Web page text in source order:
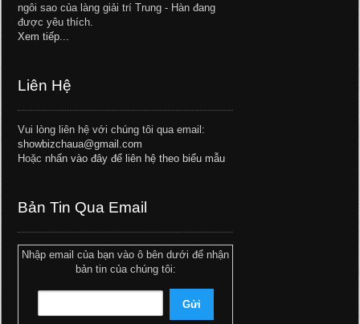
ngôi sao của làng giải trí Trung - Hàn đang
được yêu thích.
Xem tiếp...
Liên Hệ
Vui lòng liên hệ với chúng tôi qua email:
showbizchaua@gmail.com
Hoặc nhấn vào đây để liên hệ theo biểu mẫu
Bản Tin Qua Email
Nhập email của bạn vào ô bên dưới để nhận
bản tin của chúng tôi: